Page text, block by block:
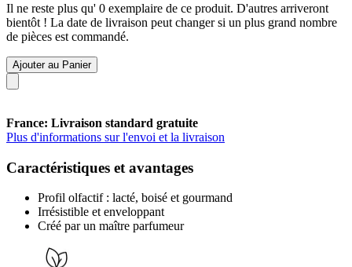
Il ne reste plus qu' 0 exemplaire de ce produit. D'autres arriveront
bientôt ! La date de livraison peut changer si un plus grand nombre
de pièces est commandé.
Ajouter au Panier
France: Livraison standard gratuite
Plus d'informations sur l'envoi et la livraison
Caractéristiques et avantages
Profil olfactif : lacté, boisé et gourmand
Irrésistible et enveloppant
Créé par un maître parfumeur